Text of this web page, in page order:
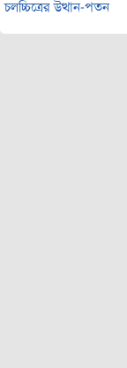
চলচ্চিত্রের উত্থান-পতন